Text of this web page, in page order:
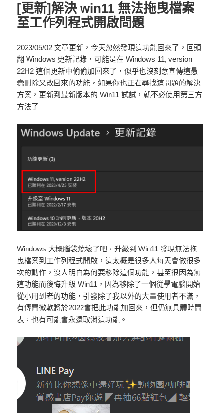
[更新]解決 win11 無法拖曳檔案
至工作列程式開啟問題
2023/05/02 文章更新，今天忽然發現這功能回來了，回頭
翻 Windows 更新記錄，可能是在 Windows 11, version
22H2 這個更新中偷偷加回來了，似乎也沒刻意宣傳這愚
蠢刪除又改回來的功能，如果你也正在尋找這問題的解決
方案，更新到最新版本的 Win11 試試，就不必使用第三方
方法了
Windows 大概腦袋燒壞了吧，升級到 Win11 發現無法拖
曳檔案到工作列程式開啟，這太概是很多人每天會做很多
次的動作，沒人明白為何要移除這個功能，甚至很因為無
這功能而後悔升級 Win11，因為移除了一個從學電腦開始
從小用到老的功能，引發除了我以外的大量使用者不滿，
有傳聞微軟將於2022會把此功能加回來，但仍無具體時間
表，也有可能會永遠取消這功能。